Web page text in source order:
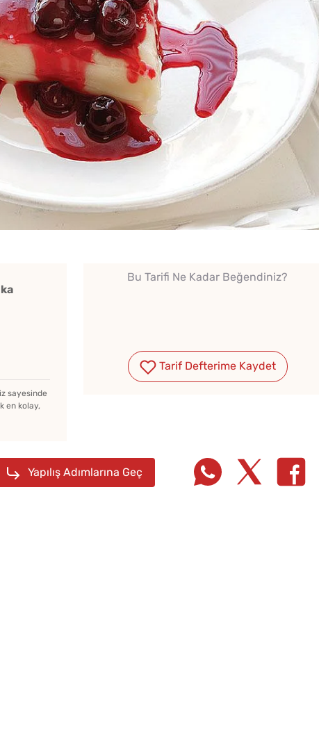
sayesinde
en kolay,
Bu Tarifi Ne Kadar Beğendiniz?
Tarif Defterime Kaydet
Yapılış Adımlarına Geç
Çiğ Domates Kavanozda
Kaç Yıl Dayanır?
Yağ